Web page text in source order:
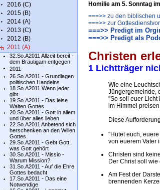
2016 (C)
2015 (B)
2014 (A)
2013 (C)
2012 (B)
2011 (A)
32.So.A2011 Allzeit bereit -
dem Bräutigam entgegen
2011
26.So.A2011 - Grundlagen
politischen Handelns
18.So.A2011 Wenn jeder
gibt
19.So.A2011 - Das leise
Walten Gottes
20.So.A2011 - Gott in allem
und über alles lieben
22.So.A2011 Anbetend sich
herschenken an den Willen
Gottes
29.So.A2011 - Gebt Gott,
was Gott gehört
30.So.A2011 - Missio -
Warum Mission?
31.So.A2011 - Auf die Ehre
Gottes bedacht
17.So.A2011 - Das eine
Notwendige
Homilie am 5. Sonntag
===>> zu den biblischen
===>> zur
===>> Predigt im
===>> Predigt als
Christen
1 Lichtträger
Wie eine
Jüngergemeinde,
"So soll euer Licht
im Himmel
Diese
"Hütet euch,
von euerem Vater
Christen sind
Der Christ soll
Am Fest der
brennenden